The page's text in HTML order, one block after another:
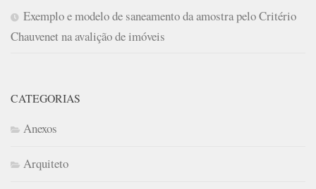
Exemplo e modelo de saneamento da amostra pelo Critério
Chauvenet na avalição de imóveis
CATEGORIAS
Anexos
Arquiteto